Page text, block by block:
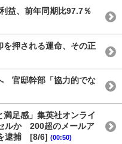
益、前年同期比97.7％
を押される運命、その正
官邸幹部「協力的でな
足感」集英社オンライ
ルか 200超のメールア
逮捕 [8/6] (00:50)